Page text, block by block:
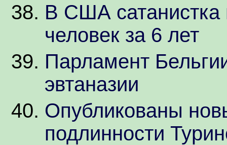
В США сатанистка
человек за 6 лет
Парламент
эвтаназии
Опубликованы
подлинности